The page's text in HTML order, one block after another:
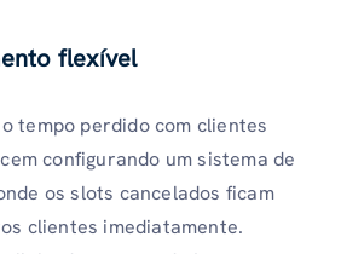
flexível
tempo perdido com clientes
configurando um sistema de
os slots cancelados ficam
clientes imediatamente.